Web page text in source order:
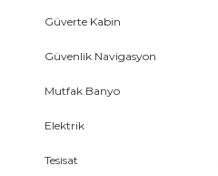
Güverte Kabin
Güvenlik Navigasyon
Mutfak Banyo
Elektrik
Tesisat